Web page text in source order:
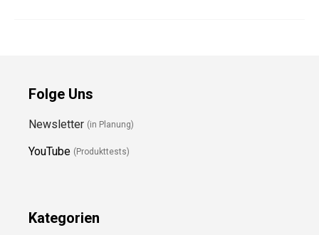
Folge Uns
Newsletter (in Planung)
YouTube (Produkttests)
Kategorien